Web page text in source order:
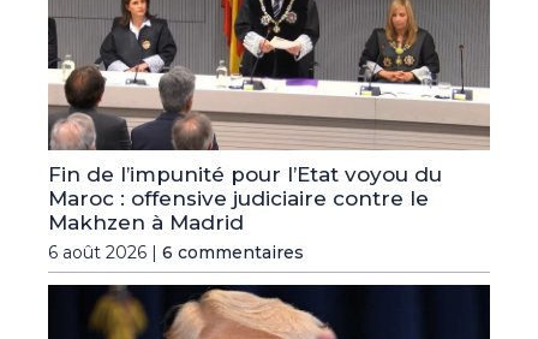
Fin de l’impunité pour l’Etat voyou du
Maroc : offensive judiciaire contre le
Makhzen à Madrid
6 août 2026 | 6 commentaires